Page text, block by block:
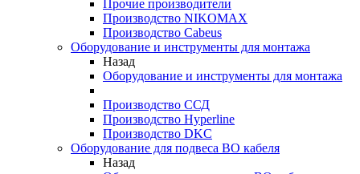
Прочие производители
Производство NIKOMAX
Производство Cabeus
Оборудование и инструменты для монтажа
Назад
Оборудование и инструменты для монтажа
Производство ССД
Производство Hyperline
Производство DKC
Оборудование для подвеса ВО кабеля
Назад